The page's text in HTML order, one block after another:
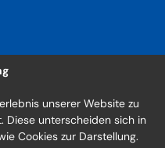
unserer Website zu
Diese unterscheiden sich in
Cookies zur Darstellung.